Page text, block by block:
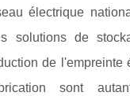
électrique
solutions de
de l'empreinte
sont